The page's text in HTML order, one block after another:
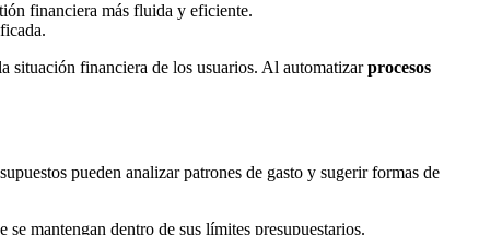
financiera más fluida y eficiente.
situación financiera de los usuarios. Al automatizarprocesos
pueden analizar patrones de gasto y sugerir formas de
se mantengan dentro de sus límites presupuestarios.